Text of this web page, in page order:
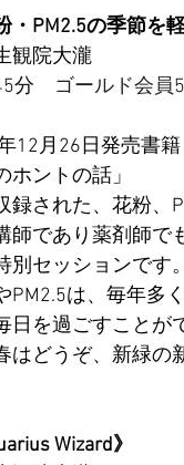
・PM2.5の季節を
院大瀧
分
ゴールド会員
12月26日発売書
ホントの話」
録された、花粉、
師であり薬剤師で
別セッションです。
PM2.5は、毎年多
日を過ごすことが
はどうぞ、新緑の
Wizard》